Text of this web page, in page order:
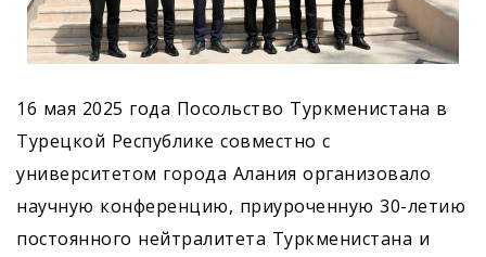
16 мая 2025 года Посольство Туркменистана в
Турецкой Республике совместно с
университетом города Алания организовало
научную конференцию, приуроченную 30-летию
постоянного нейтралитета Туркменистана и